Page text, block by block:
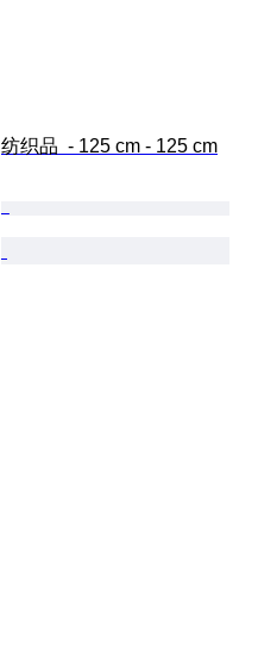
纺织品  - 125 cm - 125 cm